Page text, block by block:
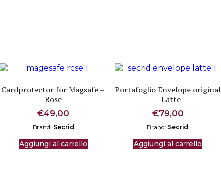
Cardprotector for Magsafe –
Rose
€49,00
Brand: Secrid
Aggiungi al carrello
Portafoglio Envelope original
– Latte
€79,00
Brand: Secrid
Aggiungi al carrello